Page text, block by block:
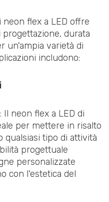
neon flex a LED offre
durata
un'ampia varietà di
includono:
: Il neon flex a LED di
per mettere in risalto
qualsiasi tipo di attività
progettuale
personalizzate
con l'estetica del